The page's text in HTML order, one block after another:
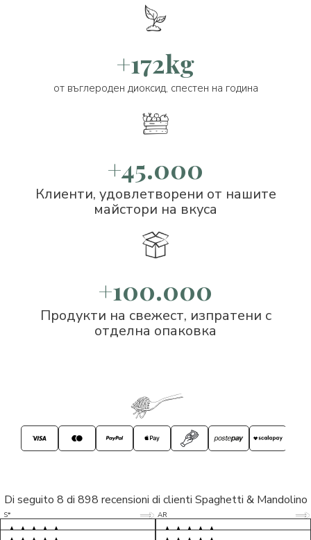
+172kg
от въглероден диоксид, спестен на година
+45.000
Клиенти, удовлетворени от нашите
майстори на вкуса
+100.000
Продукти на свежест, изпратени с
отделна опаковка
Di seguito 8 di 898 recensioni di clienti Spaghetti & Mandolino
S* 5/5
LP 5/5
M*
AR 5/5
D* 5/5
S*